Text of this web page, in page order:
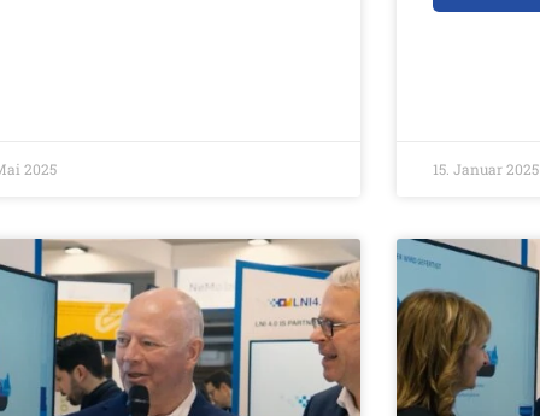
2025 15. Januar 2025